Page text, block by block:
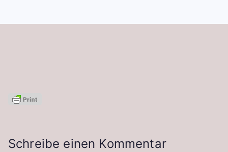
Schreibe einen Kommentar